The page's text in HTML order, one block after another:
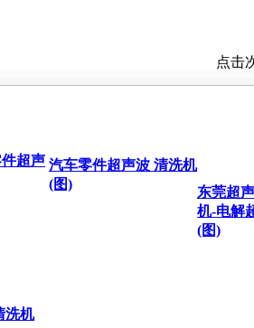
点击
(图)
机-电解
(图)